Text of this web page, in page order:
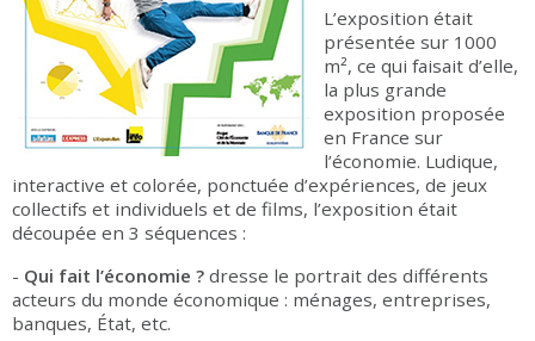
L’exposition était
présentée sur 1000
m², ce qui faisait d’elle,
la plus grande
exposition proposée
en France sur
l’économie. Ludique,
interactive et colorée, ponctuée d’expériences, de jeux
collectifs et individuels et de films, l’exposition était
découpée en 3 séquences :
- Qui fait l’économie ? dresse le portrait des différents
acteurs du monde économique : ménages, entreprises,
banques, État, etc.